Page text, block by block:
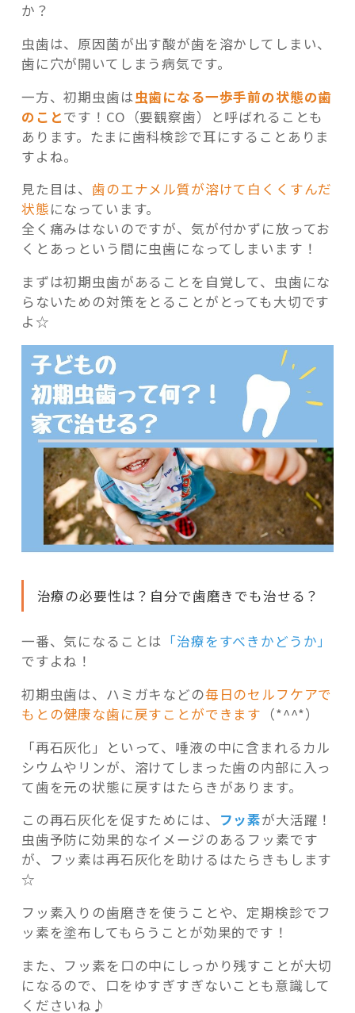
記事検索
か？
虫歯は、原因菌が出す酸が歯を溶かしてしまい、
歯に穴が開いてしまう病気です。
一方、初期虫歯は虫歯になる一歩手前の状態の歯
のことです！CO（要観察歯）と呼ばれることも
あります。たまに歯科検診で耳にすることありま
すよね。
見た目は、歯のエナメル質が溶けて白くくすんだ
状態になっています。
全く痛みはないのですが、気が付かずに放ってお
くとあっという間に虫歯になってしまいます！
まずは初期虫歯があることを自覚して、虫歯にな
らないための対策をとることがとっても大切です
よ☆
治療の必要性は？自分で歯磨きでも治せる？
一番、気になることは 「治療をすべきかどうか」
ですよね！
初期虫歯は、ハミガキなどの毎日のセルフケアで
もとの健康な歯に戻すことができます （*^^*）
「再石灰化」といって、唾液の中に含まれるカル
シウムやリンが、溶けてしまった歯の内部に入っ
て歯を元の状態に戻すはたらきがあります。
この再石灰化を促すためには、 フッ素が大活躍！
虫歯予防に効果的なイメージのあるフッ素です
が、フッ素は再石灰化を助けるはたらきもします
☆
フッ素入りの歯磨きを使うことや、定期検診でフ
ッ素を塗布してもらうことが効果的です！
また、フッ素を口の中にしっかり残すことが大切
になるので、口をゆすぎすぎないことも意識して
くださいね♪